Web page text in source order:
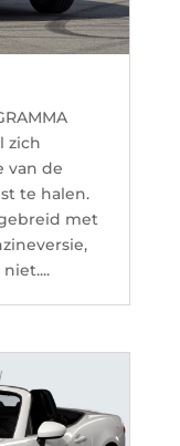
zich
van de
te halen.
met